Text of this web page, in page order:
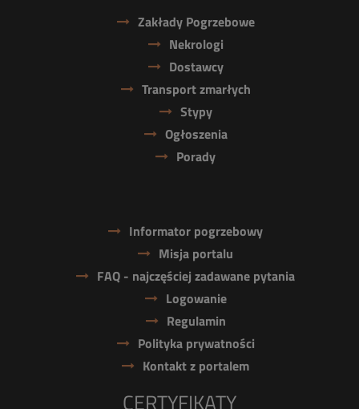
Zakłady Pogrzebowe
Nekrologi
Dostawcy
Transport zmarłych
Stypy
Ogłoszenia
Porady
Informator pogrzebowy
Misja portalu
FAQ - najczęściej zadawane pytania
Logowanie
Regulamin
Polityka prywatności
Kontakt z portalem
CERTYFIKATY